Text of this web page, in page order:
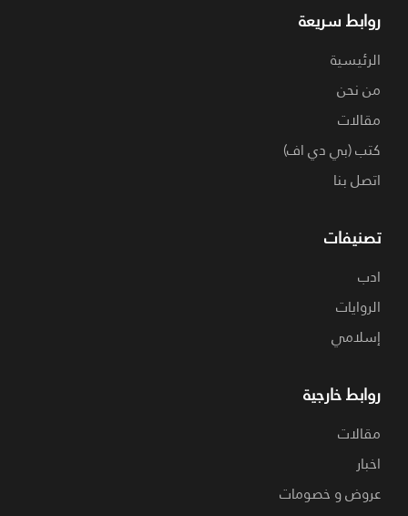
روابط سريعة
الرئيسية
من نحن
مقالات
كتب (بي دي اف)
اتصل بنا
تصنيفات
ادب
الروايات
إسلامي
روابط خارجية
مقالات
اخبار
عروض و خصومات